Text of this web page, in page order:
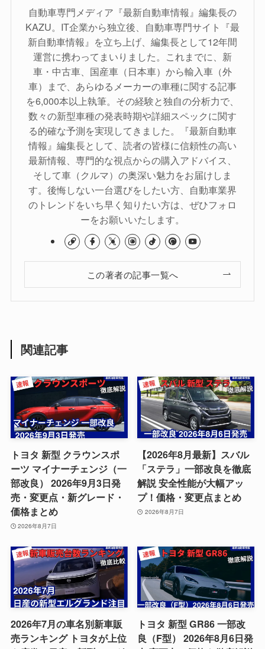
自動車専門メディア『最新自動車情報』編集長の
KAZU。IT企業から独立後、自動車専門サイト『最
新自動車情報』を立ち上げ、編集長として12年間
運営に携わってまいりました。これまでに、新
車・中古車、国産車（日本車）から輸入車（外
車）まで、あらゆるメーカーの車種に関する記事
を6,000本以上執筆。その経験と独自の分析力で、
数々の新型車種の発表時期や詳細スペックに関す
る的確な予測を実現してきました。『最新自動車
情報』編集長として、読者の皆様に信頼性の高い
最新情報、専門的な視点からの購入アドバイス、
そして車（クルマ）の奥深い魅力をお届けしま
す。後悔しない一台選びをしたい方、自動車業界
のトレンドをいち早く知りたい方は、ぜひフォロ
ーをお願いいたします。
この著者の記事一覧へ
関連記事
トヨタ 新型 クラウンスポ
ーツ マイナーチェンジ（一
部改良） 2026年9月3日発
売・変更点・新グレード・
価格まとめ
2026年8月7日
【2026年8月最新】スバル
「ステラ」一部改良を徹底
解説 安全性能が大幅アッ
プ！価格・変更点まとめ
2026年8月7日
2026年7月の車名別新車販
売ランキング トヨタが上位
トヨタ 新型 GR86 一部改
良（F型） 2026年8月6日発